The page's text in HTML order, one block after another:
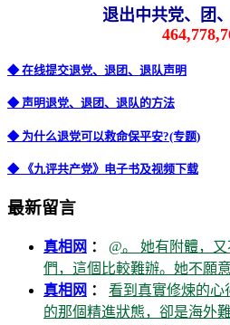
退出中共党、团
◆ 在线提交退党、退团、退队声明
◆ 声明退党、退团、退队的方法
◆ 为什么退党可以救命保平安?(专题)
◆ 《九评共产党》电子书及视频下载
最新留言
真相网 ： @。 她有附體，
們，這個比較難辦。她不願
真相网 ： 看到真實修煉的心
的那個精進狀態，卻是海外